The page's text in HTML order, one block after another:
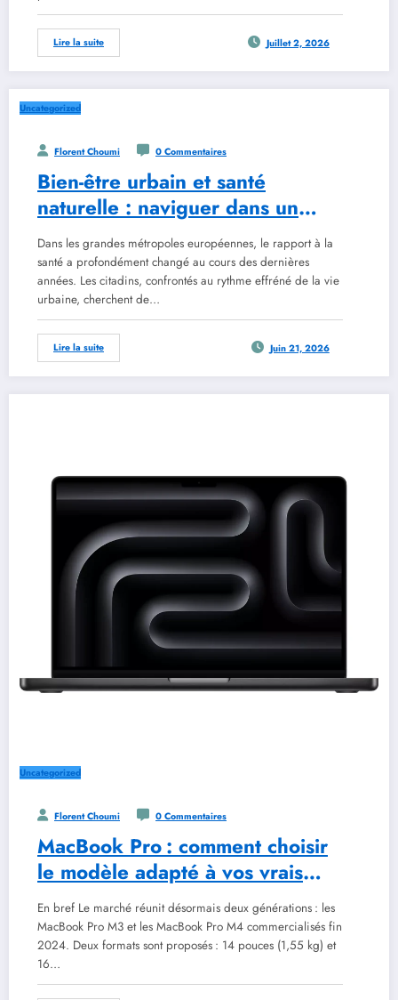
Lire la suite Juillet 2, 2026
Uncategorized
Florent Choumi 0 Commentaires
Bien-être urbain et santé
naturelle : naviguer dans un
cadre réglementaire en
évolution avec les outils de
2026
Dans les grandes métropoles européennes, le rapport à la
santé a profondément changé au cours des dernières
années. Les citadins, confrontés au rythme effréné de la vie
urbaine, cherchent de…
Lire la suite Juin 21, 2026
Uncategorized
Florent Choumi 0 Commentaires
MacBook Pro : comment choisir
le modèle adapté à vos vrais
besoins
En bref Le marché réunit désormais deux générations : les
MacBook Pro M3 et les MacBook Pro M4 commercialisés fin
2024. Deux formats sont proposés : 14 pouces (1,55 kg) et
16…